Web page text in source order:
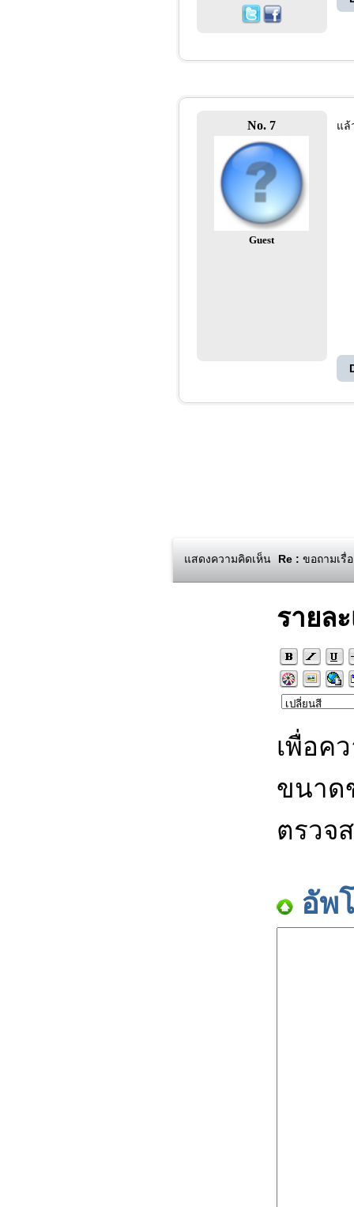
No. 7
Guest
แล้
แสดงความคิดเห็น Re : ขอถามเรื่
รายล
เพื่อค
ขนาด
ตรวจ
อัพ